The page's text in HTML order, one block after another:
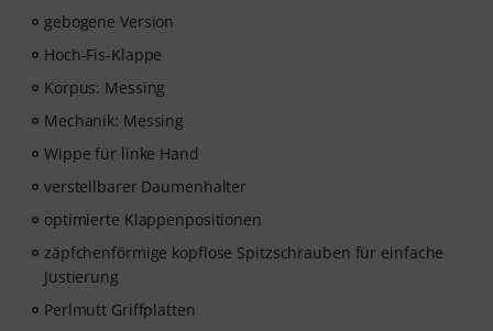
gebogene Version
Hoch-Fis-Klappe
Korpus: Messing
Mechanik: Messing
Wippe für linke Hand
verstellbarer Daumenhalter
optimierte Klappenpositionen
zäpfchenförmige kopflose Spitzschrauben für einfache
Justierung
Perlmutt Griffplatten